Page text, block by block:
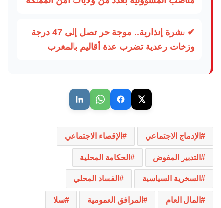
✔ نشرة إنذارية.. موجة حر تصل إلى 47 درجة
وزخات رعدية تضرب عدة أقاليم بالمغرب
الإدماج الاجتماعي الإقصاء الاجتماعي
التدبير المفوض الحكامة المحلية
السخرية السياسية الفساد المحلي
المال العام المرافق العمومية سلا